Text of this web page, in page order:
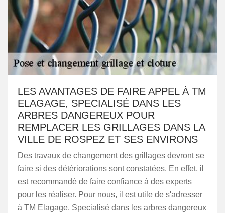
LES AVANTAGES DE FAIRE APPEL À TM
ELAGAGE, SPECIALISÉ DANS LES
ARBRES DANGEREUX POUR
REMPLACER LES GRILLAGES DANS LA
VILLE DE ROSPEZ ET SES ENVIRONS
Des travaux de changement des grillages devront se
faire si des détériorations sont constatées. En effet, il
est recommandé de faire confiance à des experts
pour les réaliser. Pour nous, il est utile de s'adresser
à TM Elagage, Specialisé dans les arbres dangereux